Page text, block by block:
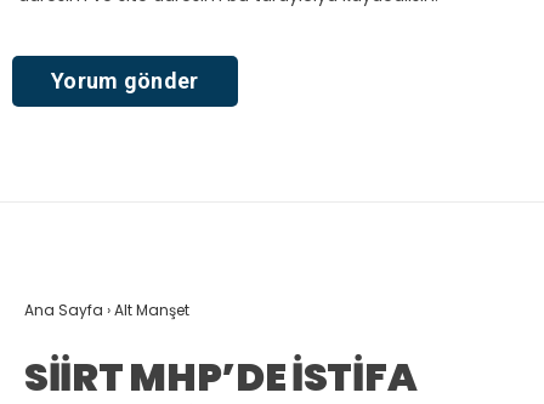
Ana Sayfa ›Alt Manşet
SİİRT MHP’DE İSTİFA